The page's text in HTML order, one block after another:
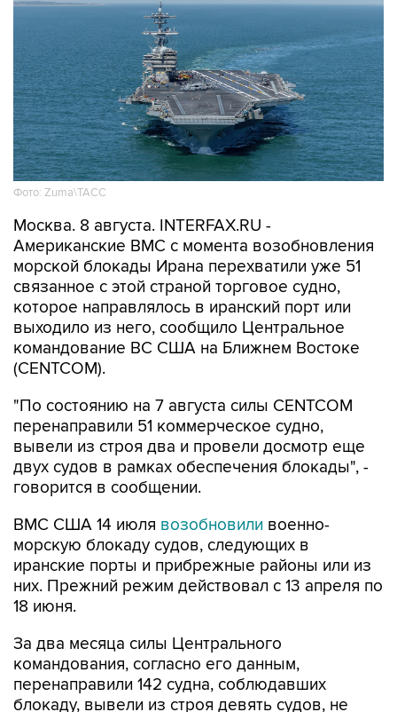
Фото: Zuma\ТАСС
Москва. 8 августа. INTERFAX.RU -
Американские ВМС с момента возобновления
морской блокады Ирана перехватили уже 51
связанное с этой страной торговое судно,
которое направлялось в иранский порт или
выходило из него, сообщило Центральное
командование ВС США на Ближнем Востоке
(CENTCOM).
"По состоянию на 7 августа силы CENTCOM
перенаправили 51 коммерческое судно,
вывели из строя два и провели досмотр еще
двух судов в рамках обеспечения блокады", -
говорится в сообщении.
ВМС США 14 июля возобновили военно-
морскую блокаду судов, следующих в
иранские порты и прибрежные районы или из
них. Прежний режим действовал с 13 апреля по
18 июня.
За два месяца силы Центрального
командования, согласно его данным,
перенаправили 142 судна, соблюдавших
блокаду, вывели из строя девять судов, не